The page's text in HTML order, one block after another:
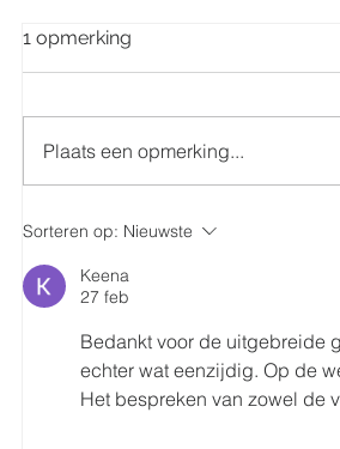
Doop 14 september in de
Sint-Quintinuskerk
1 opmerking
Plaats een opmerking...
Sorteren op: Nieuwste
Keena
27 feb
Bedankt voor de uitgebreide
echter wat eenzijdig. Op de
Het bespreken van zowel de